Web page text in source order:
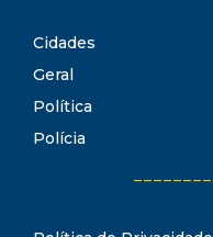
Cidades
Geral
Política
Polícia